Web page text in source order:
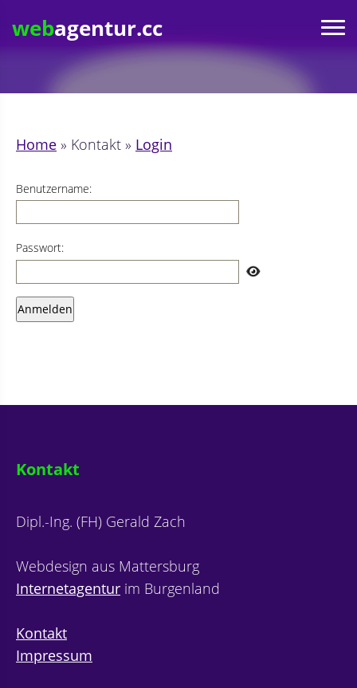
webagentur.cc
Home » Kontakt » Login
Benutzername:
Passwort:
Kontakt
Dipl.-Ing. (FH) Gerald Zach
Webdesign aus Mattersburg
Internetagentur im Burgenland
Kontakt
Impressum